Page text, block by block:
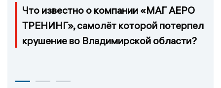
Что известно о компании «МАГ АЕРО
ТРЕНИНГ», самолёт которой потерпел
крушение во Владимирской области?